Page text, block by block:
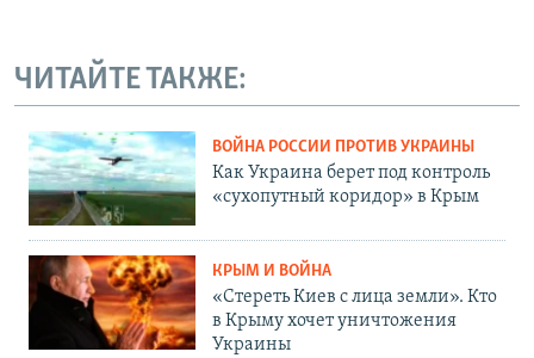
ЧИТАЙТЕ ТАКЖЕ:
ВОЙНА РОССИИ ПРОТИВ УКРАИНЫ
Как Украина берет под контроль
«сухопутный коридор» в Крым
КРЫМ И ВОЙНА
«Стереть Киев с лица земли». Кто
в Крыму хочет уничтожения
Украины